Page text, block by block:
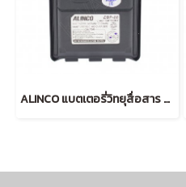
ALINCO แบตเตอรี่วิทยุสื่อสาร DJ-A245 (BLACK)